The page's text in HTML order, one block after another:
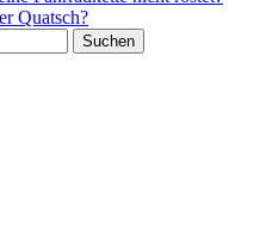
Quatsch?